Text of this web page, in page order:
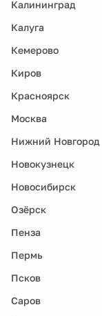
Калининград
Калуга
Кемерово
Киров
Красноярск
Москва
Нижний Новгород
Новокузнецк
Новосибирск
Озёрск
Пенза
Пермь
Псков
Саров